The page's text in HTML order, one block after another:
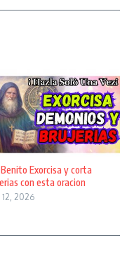
Exorcisa y corta
con esta oracion
2026